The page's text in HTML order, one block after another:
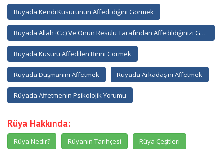
Rüyada Kendi Kusurunun Affedildiğini Görmek
Rüyada Allah (C.c) Ve Onun Resulü Tarafından Affedildiğinizi Görmek
Rüyada Kusuru Affedilen Birini Görmek
Rüyada Düşmanını Affetmek Rüyada Arkadaşını Affetmek
Rüyada Affetmenin Psikolojik Yorumu
Rüya Hakkında:
Rüya Nedir? Rüyanın Tarihçesi Rüya Çeşitleri